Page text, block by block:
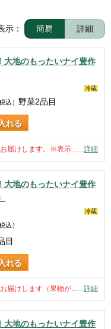
示： 簡易 詳細
大地のもったいナイ豊作
冷蔵
込） 野菜2品目
れる
届けします。※表示...…詳細
大地のもったいナイ豊作
冷蔵
込）
目
れる
届けします（果物が...…詳細
大地のもったいナイ豊作